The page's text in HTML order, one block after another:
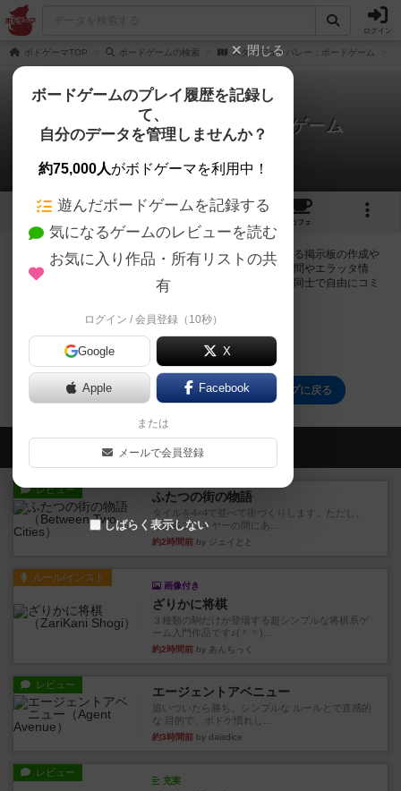
ログイン
ボドゲーマTOP ボードゲームの検索 スターデューバレー：ボードゲーム
スターデューバレー：ボードゲーム
0件の掲示板
1 1 1
カフェ
ログインするとスターデューバレー：ボードゲームに関する掲示板の作成や
コメントの書き込みが出来るようになります。ルールの疑問やエラッタ情
報、マニュアルでは判断し辛い曖昧な表記等について会員同士で自由にコミ
ログイン/無料会員登録
スターデューバレー：ボードゲームのトップに戻る
会員の新しい投稿
レビュー ふたつの街の物語
タイルを4×4で並べて街づくりします。ただし、
街は各プレイヤーの間にあ...
約2時間前 by ジェイとと
ルール/インスト
画像付き
ざりかに将棋
３種類の駒だけが登場する超シンプルな将棋系ゲ
ーム入門作品です♪(＾＾)...
約2時間前 by あんちっく
レビュー エージェントアベニュー
追いついたら勝ち。シンプルな ルールとで直感的
な 目的で、ボドゲ慣れし...
約3時間前 by daisdice
レビュー
充実
閉じる
ボードゲームのプレイ履歴を記録し
て、
自分のデータを管理しませんか？
約75,000人がボドゲーマを利用中！
遊んだボードゲームを記録する
気になるゲームのレビューを読む
お気に入り作品・所有リストの共
有
ログイン / 会員登録（10秒）
Google X
Apple Facebook
または
メールで会員登録
しばらく表示しない